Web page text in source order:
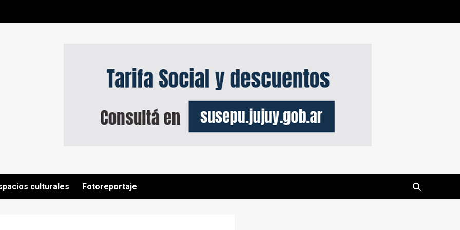
culturales Fotoreportaje